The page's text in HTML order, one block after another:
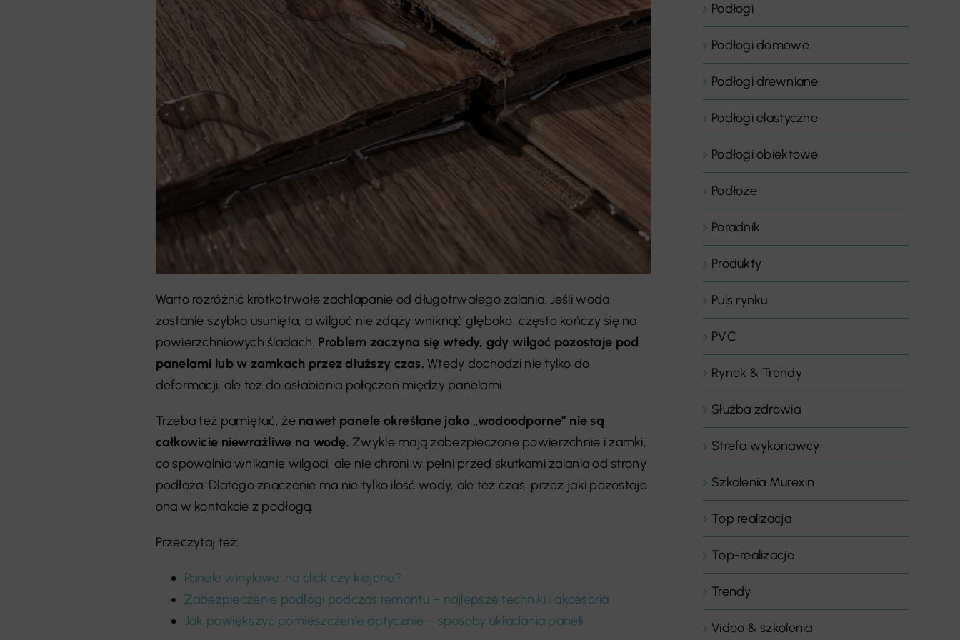
Warto rozróżnić krótkotrwałe zachlapanie od długotrwałego zalania. Jeśli woda
zostanie szybko usunięta, a wilgoć nie zdąży wniknąć głęboko, często kończy się na
powierzchniowych śladach. Problem zaczyna się wtedy, gdy wilgoć pozostaje pod
panelami lub w zamkach przez dłuższy czas. Wtedy dochodzi nie tylko do
deformacji, ale też do osłabienia połączeń między panelami.
Trzeba też pamiętać, że nawet panele określane jako „wodoodporne” nie są
całkowicie niewrażliwe na wodę. Zwykle mają zabezpieczone powierzchnie i zamki,
co spowalnia wnikanie wilgoci, ale nie chroni w pełni przed skutkami zalania od strony
podłoża. Dlatego znaczenie ma nie tylko ilość wody, ale też czas, przez jaki pozostaje
ona w kontakcie z podłogą.
Przeczytaj też:
Panele winylowe: na click czy klejone?
Zabezpieczenie podłogi podczas remontu – najlepsze techniki i akcesoria
Jak powiększyć pomieszczenie optycznie – sposoby układania paneli
Podłogi
Podłogi domowe
Podłogi drewniane
Podłogi elastyczne
Podłogi obiektowe
Podłoże
Poradnik
Produkty
Puls rynku
PVC
Rynek & Trendy
Służba zdrowia
Strefa wykonawcy
Szkolenia Murexin
Top realizacja
Top-realizacje
Trendy
Video & szkolenia